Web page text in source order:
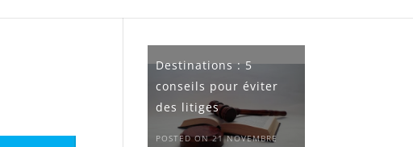
Destinations : 5
conseils pour éviter
des litiges
POSTED ON 21 NOVEMBRE